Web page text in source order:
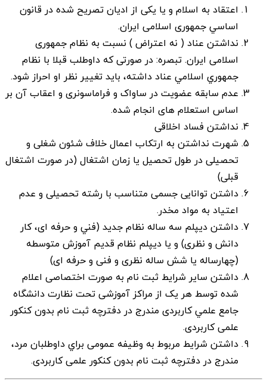
اعتقاد به اسلام و يا يكی از اديان تصريح شده در قانون
اساسي جمهوری اسلامی ايران.
نداشتن عناد ( نه اعتراض ) نسبت به نظام جمهوری
اسلامی ايران. تبصره: در صورتی كه داوطلب قبلا با نظام
جمهوري اسلامي عناد داشته، بايد تغيير نظر او احراز شود.
عدم سابقه عضويت در ساواک و فراماسونری و اعقاب آن بر
اساس استعلام های انجام شده.
نداشتن فساد اخلاقی
شهرت نداشتن به ارتكاب اعمال خلاف شئون شغلی و
تحصيلی در طول تحصيل يا زمان اشتغال (در صورت اشتغال
قبلی)
داشتن توانايی جسمی متناسب با رشته تحصیلی و عدم
اعتياد به مواد مخدر.
داشتن ديپلم سه ساله نظام جديد (فني و حرفه ای، كار
دانش و نظری) و يا ديپلم نظام قديم آموزش متوسطه
(چهارساله يا شش ساله نظری و فنی و حرفه ای)
داشتن ساير شرایط ثبت نام به صورت اختصاصی اعلام
شده توسط هر يک از مراكز آموزشی تحت نظارت دانشگاه
جامع علمي كاربردی مندرج در دفترچه ثبت نام بدون کنکور
علمی کاربردی.
داشتن شرايط مربوط به وظيفه عمومی براي داوطلبان مرد،
مندرج در دفترچه ثبت نام بدون کنکور علمی کاربردی.